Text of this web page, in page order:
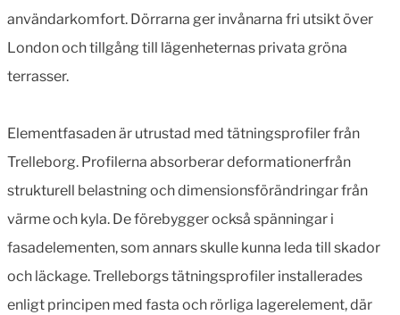
användarkomfort. Dörrarna ger invånarna fri utsikt över
London och tillgång till lägenheternas privata gröna
terrasser.
Elementfasaden är utrustad med tätningsprofiler från
Trelleborg. Profilerna absorberar deformationerfrån
strukturell belastning och dimensionsförändringar från
värme och kyla. De förebygger också spänningar i
fasadelementen, som annars skulle kunna leda till skador
och läckage. Trelleborgs tätningsprofiler installerades
enligt principen med fasta och rörliga lagerelement, där